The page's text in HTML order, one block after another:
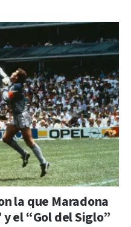
la que Maradona
el “Gol del Siglo”